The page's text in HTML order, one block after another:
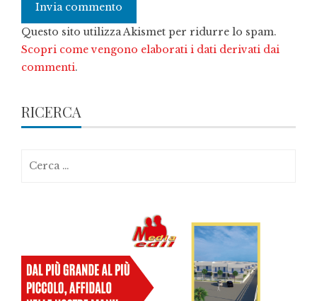
Questo sito utilizza Akismet per ridurre lo spam.
Scopri come vengono elaborati i dati derivati dai
commenti.
RICERCA